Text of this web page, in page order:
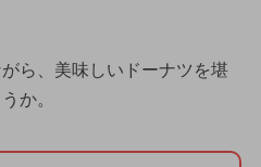
ら、美味しいドーナツを堪
か。